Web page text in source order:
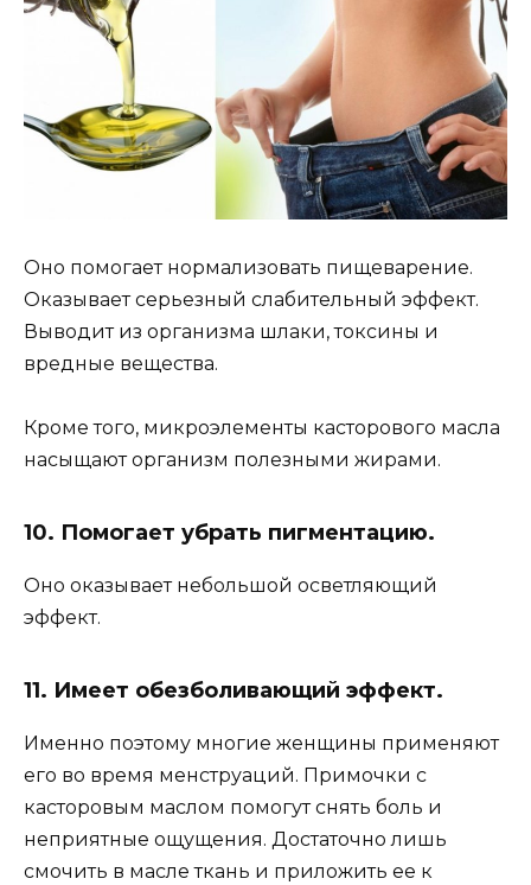
Оно помогает нормализовать пищеварение.
Оказывает серьезный слабительный эффект.
Выводит из организма шлаки, токсины и
вредные вещества.
Кроме того, микроэлементы касторового масла
насыщают организм полезными жирами.
10. Помогает убрать пигментацию.
Оно оказывает небольшой осветляющий
эффект.
11. Имеет обезболивающий эффект.
Именно поэтому многие женщины применяют
его во время менструаций. Примочки с
касторовым маслом помогут снять боль и
неприятные ощущения. Достаточно лишь
смочить в масле ткань и приложить ее к